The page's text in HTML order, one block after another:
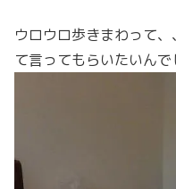
ウロウロ歩きまわって
て言ってもらいたいんで